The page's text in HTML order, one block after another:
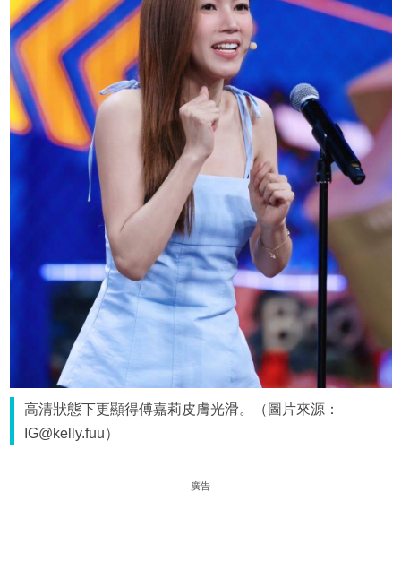
高清狀態下更顯得傅嘉莉皮膚光滑。（圖片來源：
IG@kelly.fuu）
廣告